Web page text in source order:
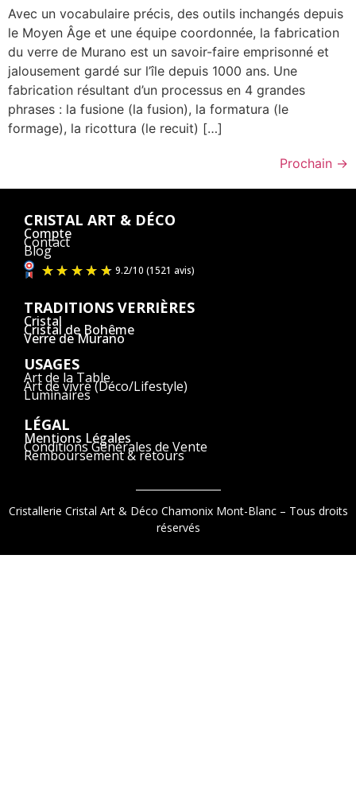
Avec un vocabulaire précis, des outils inchangés depuis
le Moyen Âge et une équipe coordonnée, la fabrication
du verre de Murano est un savoir-faire emprisonné et
jalousement gardé sur l’île depuis 1000 ans. Une
fabrication résultant d’un processus en 4 grandes
phrases : la fusione (la fusion), la formatura (le
formage), la ricottura (le recuit) […]
Prochain →
CRISTAL ART & DÉCO
Compte
Contact
Blog
TRADITIONS VERRIÈRES
Cristal
Cristal de Bohême
Verre de Murano
USAGES
Art de la Table
Art de vivre (Déco/Lifestyle)
Luminaires
LÉGAL
Mentions Légales
Conditions Générales de Vente
Remboursement & retours
Cristallerie Cristal Art & Déco Chamonix Mont-Blanc – Tous droits
réservés